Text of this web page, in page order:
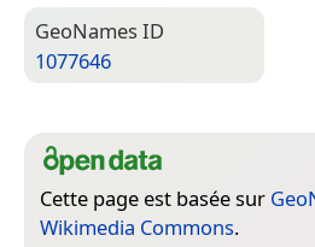
Geo­Names ID
1077646
Cette page est basée sur
Wikimedia Commons.